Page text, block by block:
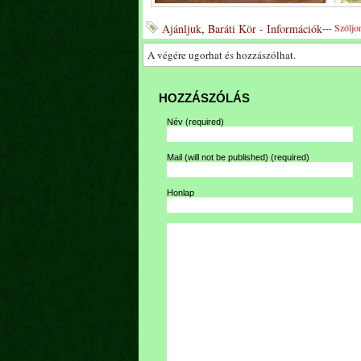
Ajánljuk, Baráti Kör - Információk---
A végére ugorhat és hozzászólhat.
HOZZÁSZÓLÁS
Név (required)
Mail (will not be published) (required)
Honlap